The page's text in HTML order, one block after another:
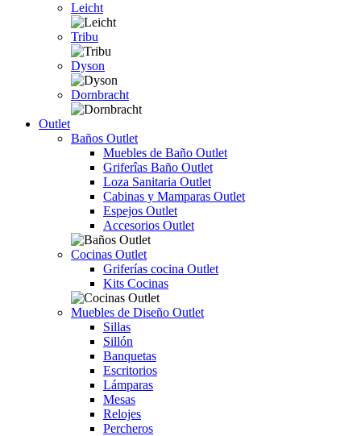
Leicht
Tribu
Dyson
Dornbracht
Outlet
Baños Outlet
Muebles de Baño Outlet
Griferîas Baño Outlet
Loza Sanitaria Outlet
Cabinas y Mamparas Outlet
Espejos Outlet
Accesorios Outlet
Cocinas Outlet
Griferías cocina Outlet
Kits Cocinas
Muebles de Diseño Outlet
Sillas
Sillón
Banquetas
Escritorios
Lámparas
Mesas
Relojes
Percheros